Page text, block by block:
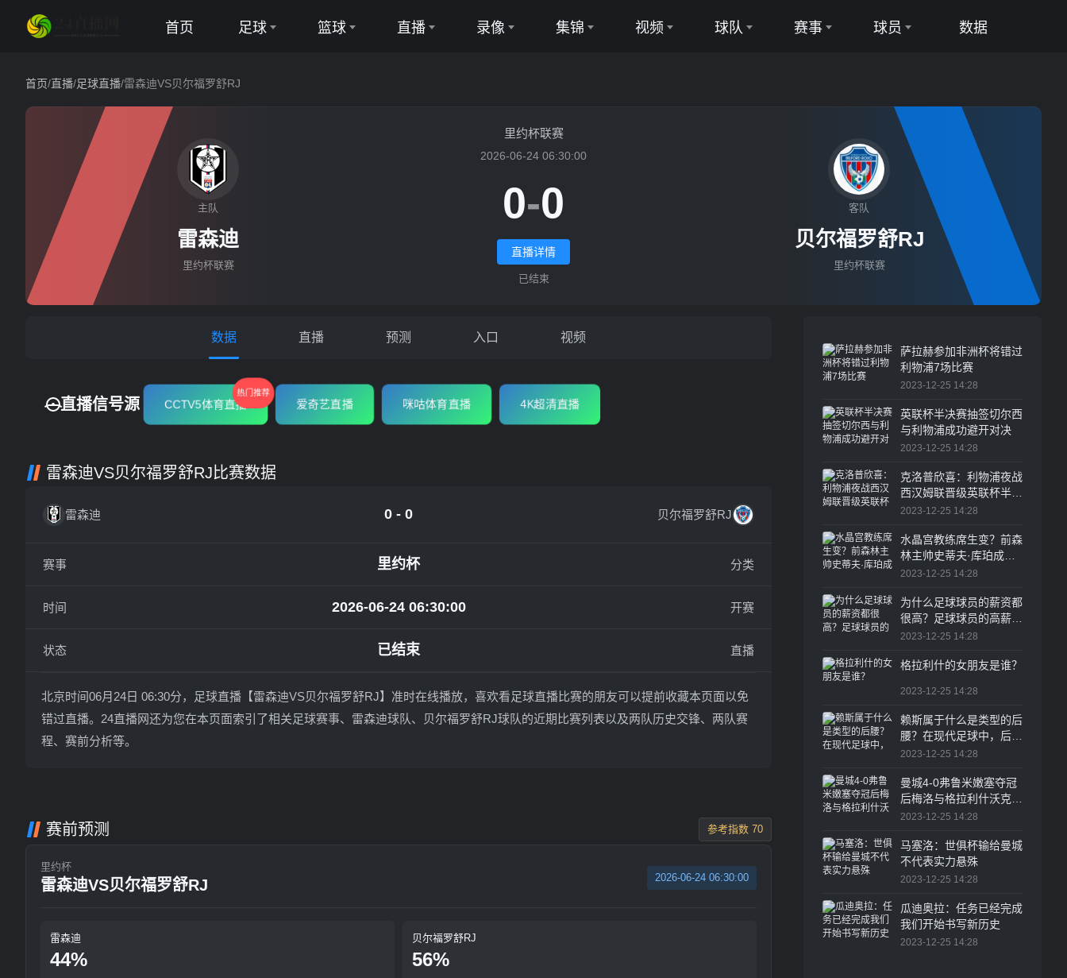
首页 足球 篮球 直播 录像 集锦 视频 球队 赛事 球员
篮球球员
数据
首页/直播/足球直播/雷森迪VS贝尔福罗舒RJ
主队雷森迪VS贝尔福罗舒RJ直播
雷森迪
里约杯联赛
里约杯联赛
2026-06-24 06:30:00
0-0
直播详情
已结束
客队
贝尔福罗舒RJ
里约杯联赛
数据 直播 预测 入口 视频
直播信号源 CCTV5体育直播
热门推荐
爱奇艺直播 咪咕体育直播 4K超清直播
雷森迪VS贝尔福罗舒RJ比赛数据
雷森迪 0 - 0 贝尔福罗舒RJ
赛事 里约杯 分类
时间 2026-06-24 06:30:00 开赛
状态 已结束 直播
北京时间06月24日 06:30分，足球直播【雷森迪VS贝尔福罗舒RJ】准时在线播放，喜欢看足球直播比赛的朋友可以提前收藏本页面以免
错过直播。24直播网还为您在本页面索引了相关足球赛事、雷森迪球队、贝尔福罗舒RJ球队的近期比赛列表以及两队历史交锋、两队赛
程、赛前分析等。
赛前预测 参考指数 70
里约杯
雷森迪VS贝尔福罗舒RJ 2026-06-24 06:30:00
雷森迪
44%
贝尔福罗舒RJ
56%
萨拉赫参加非洲杯将错过
利物浦7场比赛
2023-12-25 14:28
英联杯半决赛抽签切尔西
与利物浦成功避开对决
2023-12-25 14:28
克洛普欣喜：利物浦夜战
西汉姆联晋级英联杯半决
赛
2023-12-25 14:28
水晶宫教练席生变？前森
林主帅史蒂夫·库珀成头
号候选人
2023-12-25 14:28
为什么足球球员的薪资都
很高？足球球员的高薪水
一直是体育圈乃至整个职
2023-12-25 14:28
格拉利什的女朋友是谁？
2023-12-25 14:28
赖斯属于什么是类型的后
腰？在现代足球中，后腰
的角色越来越重要
2023-12-25 14:28
曼城4-0弗鲁米嫩塞夺冠
后梅洛与格拉利什沃克发
生冲突
2023-12-25 14:28
马塞洛：世俱杯输给曼城
不代表实力悬殊
2023-12-25 14:28
瓜迪奥拉：任务已经完成
我们开始书写新历史
2023-12-25 14:28